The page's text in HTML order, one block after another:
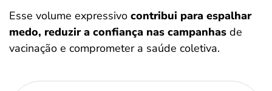
Esse volume expressivo contribui para espalhar
medo, reduzir a confiança nas campanhas de
vacinação e comprometer a saúde coletiva.